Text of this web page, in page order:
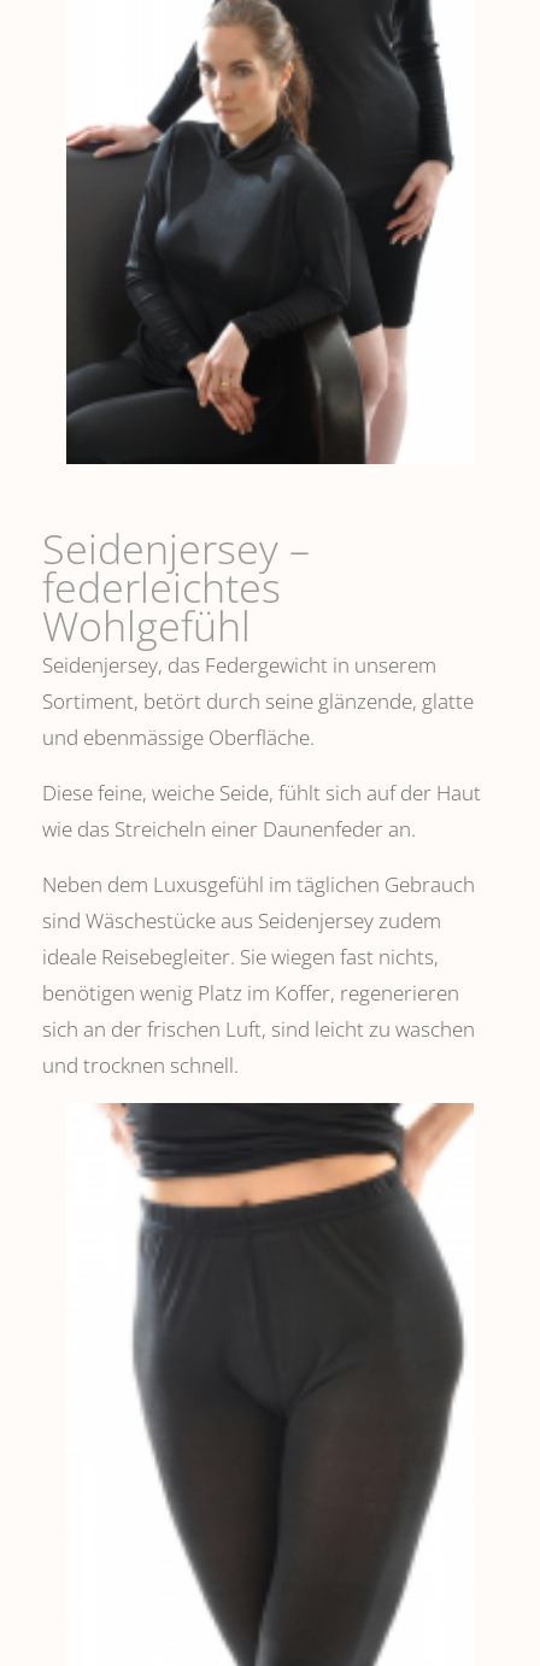
Seidenjersey –
federleichtes
Wohlgefühl
Seidenjersey, das Federgewicht in unserem
Sortiment, betört durch seine glänzende, glatte
und ebenmässige Oberfläche.
Diese feine, weiche Seide, fühlt sich auf der Haut
wie das Streicheln einer Daunenfeder an.
Neben dem Luxusgefühl im täglichen Gebrauch
sind Wäschestücke aus Seidenjersey zudem
ideale Reisebegleiter. Sie wiegen fast nichts,
benötigen wenig Platz im Koffer, regenerieren
sich an der frischen Luft, sind leicht zu waschen
und trocknen schnell.